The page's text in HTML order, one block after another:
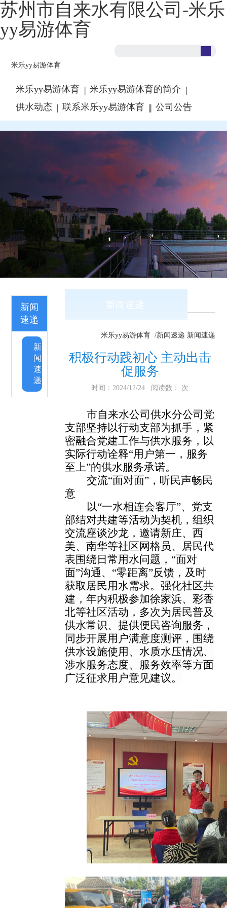
苏州市自来水有限公司-米乐
yy易游体育
米乐yy易游体育
米乐yy易游体育 | 米乐yy易游体育的简介 |
供水动态 | 联系米乐yy易游体育 || 公司公告
新闻
速递
新
闻
速
递
新闻速递
米乐yy易游体育 /新闻速递 新闻速递
积极行动践初心 主动出击
促服务
时间：2024/12/24 阅读数： 次
市自来水公司供水分公司党
支部坚持以行动支部为抓手，紧
密融合党建工作与供水服务，以
实际行动诠释“用户第一，服务
至上”的供水服务承诺。
交流“面对面”，听民声畅民
意
以“一水相连会客厅”、党支
部结对共建等活动为契机，组织
交流座谈沙龙，邀请新庄、西
美、南华等社区网格员、居民代
表围绕日常用水问题， “面对
面”沟通、“零距离”反馈，及时
获取居民用水需求。强化社区共
建，年内积极参加徐家浜、彩香
北等社区活动，多次为居民普及
供水常识、提供便民咨询服务，
同步开展用户满意度测评，围绕
供水设施使用、水质水压情况、
涉水服务态度、服务效率等方面
广泛征求用户意见建议。